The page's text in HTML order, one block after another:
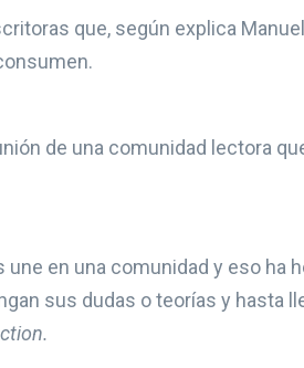
que, según explica
de una comunidad lectora
en una comunidad y eso ha
sus dudas o teorías y hasta